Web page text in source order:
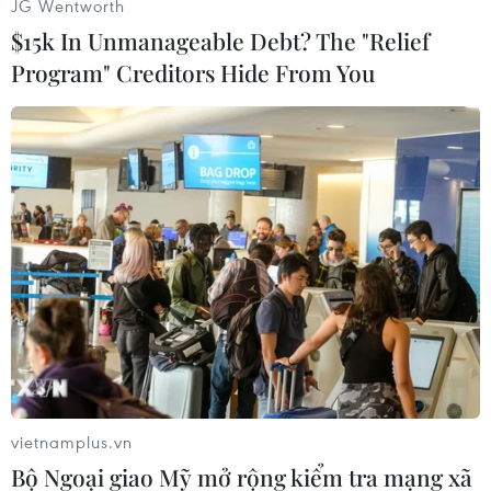
Mức giá cuối cùng đã vượt xa mọi dự đoán, gấp
5 lần con số ước tính ban đầu là 60.000 bảng
Anh, minh chứng cho giá trị tinh thần và lịch sử
vô giá của nó.
Được xem là bức thư duy nhất còn tồn tại được
viết trực tiếp từ con tàu Titanic bởi chính
Archibald Gracie, hiện vật vô giá này là một
mảnh ghép xúc động trong câu chuyện bi tráng
về hải trình định mệnh.
Titanic đã đâm phải một tảng băng trôi lạnh
lùng ngoài khơi Newfoundland, cướp đi sinh
mạng của khoảng 1.500 người trong chuyến đi
đầu tiên và cũng là cuối cùng của nó.
Archibald Gracie không chỉ là hành khách, ông
JG Wentworth
$15k In Unmanageable Debt? The "Relief
Program" Creditors Hide From You
vietnamplus.vn
Bộ Ngoại giao Mỹ mở rộng kiểm tra mạng xã